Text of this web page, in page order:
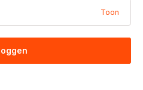
Toon